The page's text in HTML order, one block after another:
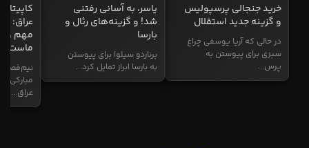
خرید جنجالی پرسپولیس
و گزینه جدید استقلال
در حالی که آریا یوسفی چراغ
سبزی برای پیوستن به
پرس...
یاسر، به آسانی رفتنی
شد! و گزینه‌های رئال و
بارسا
برناردو سیلوا برای پیوستن
به بارسا ابراز تمایل کرد...
عراق:
مهم و
ماست
نیم‌فصل
مبارکی
عراق...